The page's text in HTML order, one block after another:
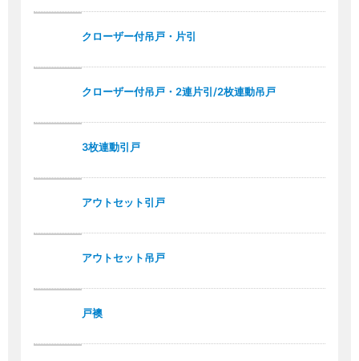
クローザー付吊戸・片引
クローザー付吊戸・2連片引/2枚連動吊戸
3枚連動引戸
アウトセット引戸
アウトセット吊戸
戸襖